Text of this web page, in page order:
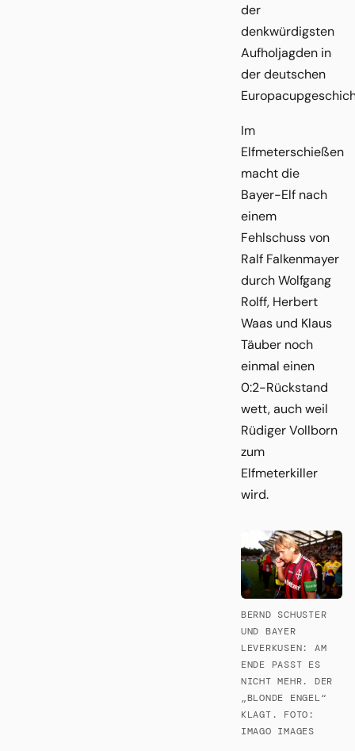
der
denkwürdigsten
Aufholjagden in
der deutschen
Im
Elfmeterschießen
macht die
Bayer-Elf nach
einem
Fehlschuss von
Ralf Falkenmayer
durch Wolfgang
Rolff, Herbert
Waas und Klaus
Täuber noch
einmal einen
0:2-Rückstand
wett, auch weil
Rüdiger Vollborn
zum
Elfmeterkiller
wird.
BERND SCHUSTER
UND BAYER
LEVERKUSEN: AM
ENDE PASST ES
NICHT MEHR. DER
„BLONDE ENGEL“
KLAGT. FOTO:
IMAGO IMAGES